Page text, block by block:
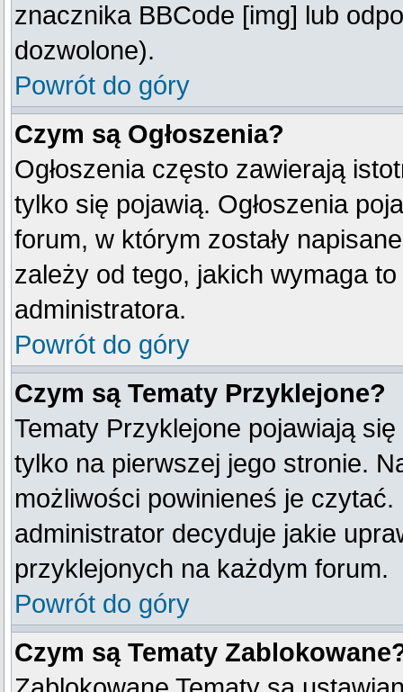
znacznika BBCode [img] lub
dozwolone).
Powrót do góry
Czym są Ogłoszenia?
Ogłoszenia często zawierają
tylko się pojawią. Ogłoszenia
forum, w którym zostały
zależy od tego, jakich wymaga
administratora.
Powrót do góry
Czym są Tematy Przyklejone?
Tematy Przyklejone pojawiają
tylko na pierwszej jego stronie.
możliwości powinieneś je czytać.
administrator decyduje jakie
przyklejonych na każdym forum.
Powrót do góry
Czym są Tematy